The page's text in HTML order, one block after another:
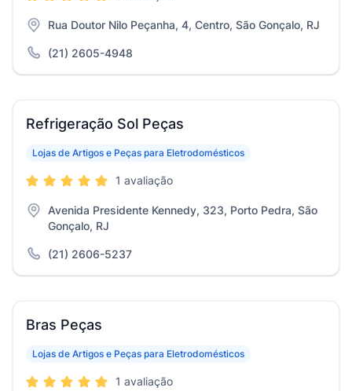
Rua Doutor Nilo Peçanha, 4, Centro, São Gonçalo, RJ
(21) 2605-4948
Refrigeração Sol Peças
Lojas de Artigos e Peças para Eletrodomésticos
1 avaliação
Avenida Presidente Kennedy, 323, Porto Pedra, São
Gonçalo, RJ
(21) 2606-5237
Bras Peças
Lojas de Artigos e Peças para Eletrodomésticos
1 avaliação